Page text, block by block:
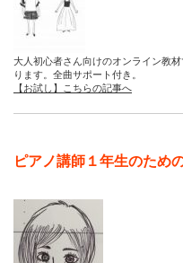
大人初心者さん向けのオンライン教
ります。全曲サポート付き。
【お試し】こちらの記事へ
ピアノ講師１年生のため